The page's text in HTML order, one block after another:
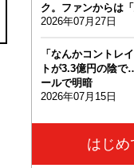
ク。ファンからは
2026年07月27日
「なんかコントレ
トが3.3億円の陰
ールで明暗
2026年07月15日
はじめ